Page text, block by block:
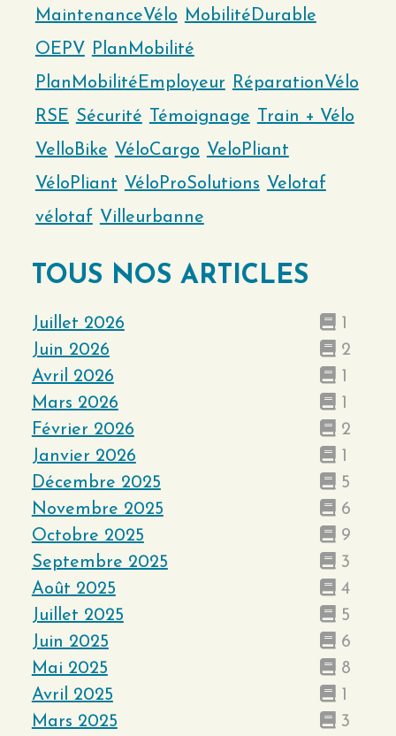
MaintenanceVélo MobilitéDurable
OEPV PlanMobilité
PlanMobilitéEmployeur RéparationVélo
RSE Sécurité Témoignage
Train + Vélo
VelloBike VéloCargo VeloPliant
VéloPliant VéloProSolutions Velotaf
vélotaf Villeurbanne
TOUS NOS ARTICLES
Juillet 2026
1
Juin 2026
2
Avril 2026
1
Mars 2026
1
Février 2026
2
Janvier 2026
1
Décembre 2025
5
Novembre 2025
6
Octobre 2025
9
Septembre 2025
3
Août 2025
4
Juillet 2025
5
Juin 2025
6
Mai 2025
8
Avril 2025
1
Mars 2025
3